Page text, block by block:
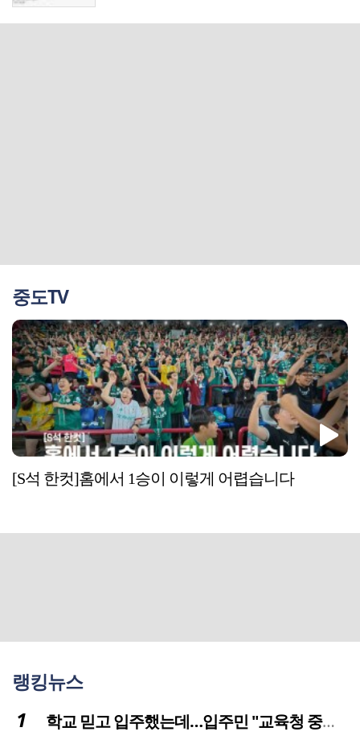
중도TV
[S석 한컷]홈에서 1승이 이렇게 어렵습니다
랭킹뉴스
학교 믿고 입주했는데…입주민 "교육청 중재 나서라"